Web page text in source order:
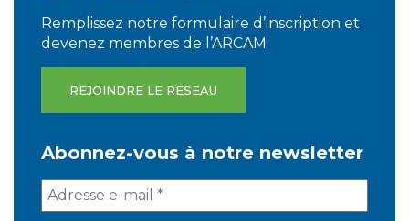
Remplissez notre formulaire d’inscription et
devenez membres de l’ARCAM
REJOINDRE LE RÉSEAU
Abonnez-vous à notre newsletter